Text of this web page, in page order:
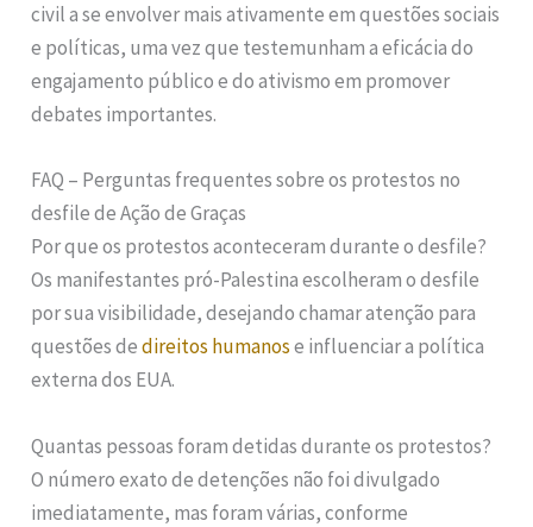
civil a se envolver mais ativamente em questões sociais
e políticas, uma vez que testemunham a eficácia do
engajamento público e do ativismo em promover
debates importantes.
FAQ – Perguntas frequentes sobre os protestos no
desfile de Ação de Graças
Por que os protestos aconteceram durante o desfile?
Os manifestantes pró-Palestina escolheram o desfile
por sua visibilidade, desejando chamar atenção para
questões dedireitos humanose influenciar a política
externa dos EUA.
Quantas pessoas foram detidas durante os protestos?
O número exato de detenções não foi divulgado
imediatamente, mas foram várias, conforme